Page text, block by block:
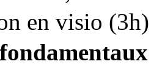
en visio